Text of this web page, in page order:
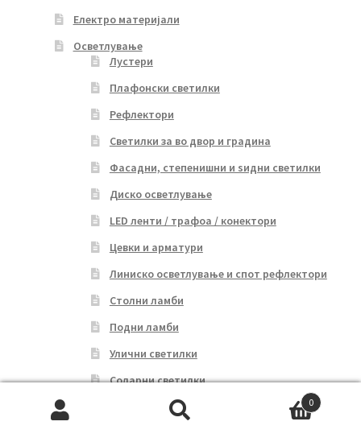
Електро материјали
Осветлување
Лустери
Плафонски светилки
Рефлектори
Светилки за во двор и градина
Фасадни, степенишни и ѕидни светилки
Диско осветлување
LED ленти / трафоа / конектори
Цевки и арматури
Линиско осветлување и спот рефлектори
Столни ламби
Подни ламби
Улични светилки
Соларни светилки
Батериски светилки
0